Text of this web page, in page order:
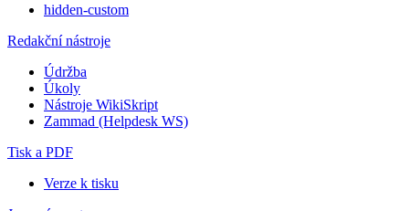
hidden-custom
Redakční nástroje
Údržba
Úkoly
Nástroje WikiSkript
Zammad (Helpdesk WS)
Tisk a PDF
Verze k tisku